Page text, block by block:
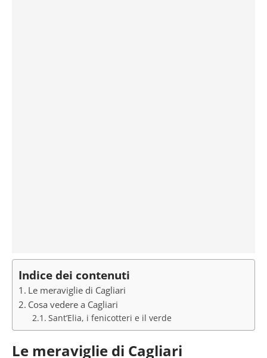
Indice dei contenuti
Le meraviglie di Cagliari
Cosa vedere a Cagliari
Sant’Elia, i fenicotteri e il verde
Le meraviglie di Cagliari